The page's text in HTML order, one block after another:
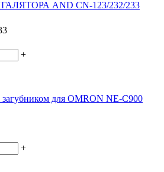
AND CN-123/232/233
+
загубником для OMRON NE-С900
+